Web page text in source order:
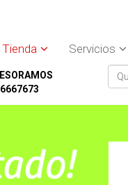
Tienda Servicios